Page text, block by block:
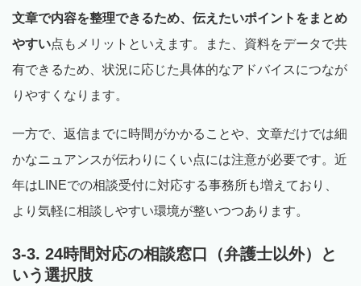
文章で内容を整理できるため、伝えたいポイントをまとめ
やすい点もメリットといえます。また、資料をデータで共
有できるため、状況に応じた具体的なアドバイスにつなが
りやすくなります。
一方で、返信までに時間がかかることや、文章だけでは細
かなニュアンスが伝わりにくい点には注意が必要です。近
年はLINEでの相談受付に対応する事務所も増えており、
より気軽に相談しやすい環境が整いつつあります。
3-3. 24時間対応の相談窓口（弁護士以外）と
いう選択肢